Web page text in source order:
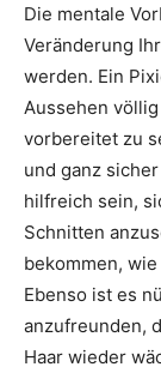
Die mentale
Veränderung
werden. Ein
Aussehen
vorbereitet zu
und ganz
hilfreich sein,
Schnitten
bekommen,
Ebenso ist es
anzufreunden,
Haar wieder